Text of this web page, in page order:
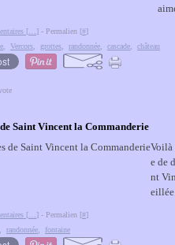
[ ] - Permalien [#]
Vercors grottes randonnée cascade château
Saint Vincent la Commanderie
Voilà
e de
nt
eillée
[ ] - Permalien [#]
randonnée fontaine